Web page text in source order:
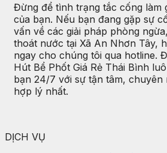
Đừng để tình trạng tắc cống làm
của bạn. Nếu bạn đang gặp sự
vấn về các giải pháp phòng
thoát nước tại Xã An Nhơn Tây,
ngay cho chúng tôi qua hotline.
Hút Bể Phốt Giá Rẻ Thái Bình
bạn 24/7 với sự tận tâm, chuyên
hợp lý nhất.
DỊCH VỤ